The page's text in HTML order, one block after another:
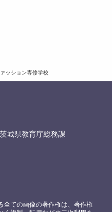
ッション専修学校
城県教育庁総務課
全ての画像の著作権は、著作権